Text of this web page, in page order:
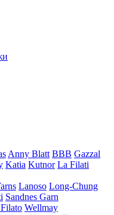
Anny Blatt BBB Gazzal
Katia Kutnor La Filati
Lanoso Long-Chung
Sandnes Garn
Wellmay